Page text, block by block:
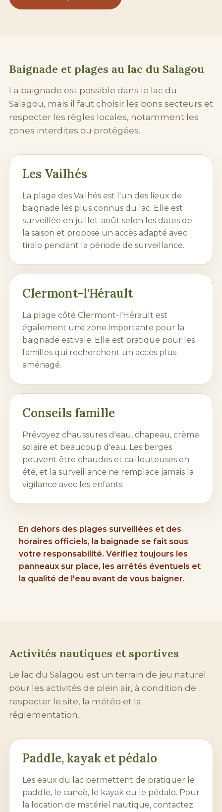
Baignade et plages au lac du Salagou
La baignade est possible dans le lac du
Salagou, mais il faut choisir les bons secteurs et
respecter les règles locales, notamment les
zones interdites ou protégées.
Les Vailhés
La plage des Vailhés est l'un des lieux de
baignade les plus connus du lac. Elle est
surveillée en juillet-août selon les dates de
la saison et propose un accès adapté avec
tiralo pendant la période de surveillance.
Clermont-l'Hérault
La plage côté Clermont-l'Hérault est
également une zone importante pour la
baignade estivale. Elle est pratique pour les
familles qui recherchent un accès plus
aménagé.
Conseils famille
Prévoyez chaussures d'eau, chapeau, crème
solaire et beaucoup d'eau. Les berges
peuvent être chaudes et caillouteuses en
été, et la surveillance ne remplace jamais la
vigilance avec les enfants.
En dehors des plages surveillées et des
horaires officiels, la baignade se fait sous
votre responsabilité. Vérifiez toujours les
panneaux sur place, les arrêtés éventuels et
la qualité de l'eau avant de vous baigner.
Activités nautiques et sportives
Le lac du Salagou est un terrain de jeu naturel
pour les activités de plein air, à condition de
respecter le site, la météo et la
réglementation.
Paddle, kayak et pédalo
Les eaux du lac permettent de pratiquer le
paddle, le canoë, le kayak ou le pédalo. Pour
la location de matériel nautique, contactez